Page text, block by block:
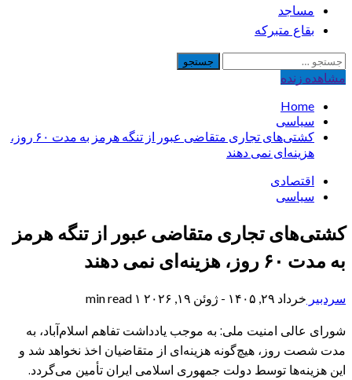
مساجد
بقاع متبرکه
جستجو
برای:
مشاهده‌ زنده
Home
سیاسی
کشتی‌های تجاری متقاضی عبور از تنگه هرمز به مدت ۶۰ روز،
هزینه‌ای نمی دهند
اقتصادی
سیاسی
کشتی‌های تجاری متقاضی عبور از تنگه هرمز
به مدت ۶۰ روز، هزینه‌ای نمی دهند
سردبیر خرداد ۲۹, ۱۴۰۵ - ژوئن ۱۹, ۲۰۲۶ ۱ min read
شورای عالی امنیت ملی: به موجب یادداشت تفاهم اسلام‌آباد، به
مدت شصت روز، هیچ‌گونه هزینه‌ای از متقاضیان اخذ نخواهد شد و
این هزینه‌ها توسط دولت جمهوری اسلامی ایران تأمین می‌گردد.